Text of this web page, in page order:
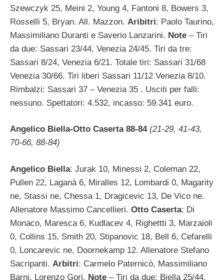
Szewczyk 25, Meini 2, Young 4, Fantoni 8, Bowers 3,
Rosselli 5, Bryan. All. Mazzon. Aribitri: Paolo Taurino,
Massimiliano Duranti e Saverio Lanzarini. Note – Tiri
da due: Sassari 23/44, Venezia 24/45. Tiri da tre:
Sassari 8/24, Venezia 6/21. Totale tiri: Sassari 31/68
Venezia 30/66. Tiri liberi Sassari 11/12 Venezia 8/10.
Rimbalzi: Sassari 37 – Venezia 35 . Usciti per falli:
nessuno. Spettatori: 4.532, incasso: 59.341 euro.
Angelico Biella-Otto Caserta 88-84 (21-29, 41-43,
70-66, 88-84)
Angelico Biella: Jurak 10, Minessi 2, Coleman 22,
Pullen 22, Laganà 6, Miralles 12, Lombardi 0, Magarity
ne, Stassi ne, Chessa 1, Dragicevic 13, De Vico ne.
Allenatore Massimo Cancellieri. Otto Caserta: Di
Monaco, Maresca 6, Kudlacev 4, Righettti 3, Marzaioli
0, Collins 15, Smith 20, Stipanovic 18, Bell 6, Cefarelli
0, Loncarevic ne, Doornekamp 12. Allenatore Stefano
Sacripanti. Arbitri: Carmelo Paternicò, Massimiliano
Barni, Lorenzo Gori. Note – Tiri da due: Biella 25/44,